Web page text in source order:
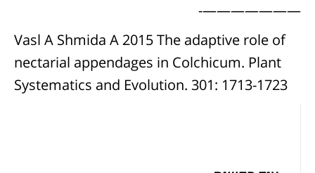
———————-
Vasl A Shmida A 2015 The adaptive role of
nectarial appendages in Colchicum. Plant
Systematics and Evolution. 301: 1713-1723